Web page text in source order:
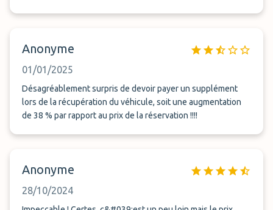
Anonyme
01/01/2025
Désagréablement surpris de devoir payer un supplément
lors de la récupération du véhicule, soit une augmentation
de 38 % par rapport au prix de la réservation !!!!
Anonyme
28/10/2024